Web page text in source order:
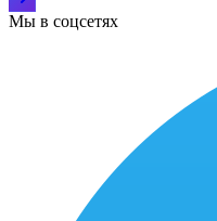
Мы в соцсетях